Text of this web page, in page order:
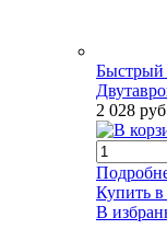
Быстрый
2 028
Купить
В